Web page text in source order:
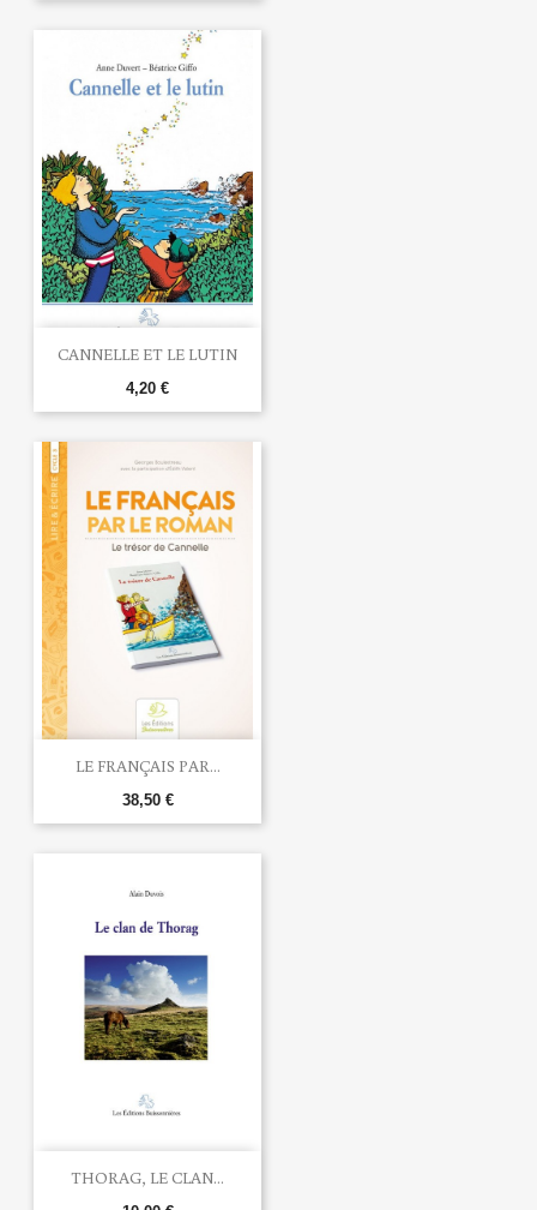
CANNELLE ET LE LUTIN
4,20 €
LE FRANÇAIS PAR...
38,50 €
THORAG, LE CLAN...